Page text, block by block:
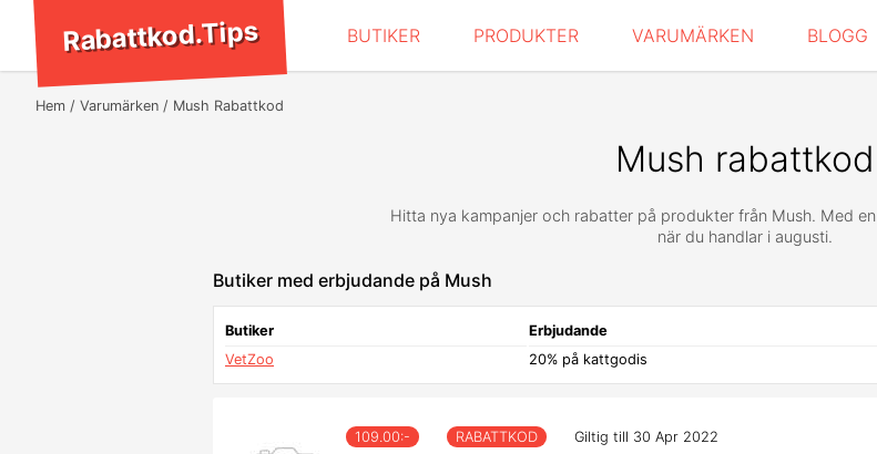
Rabattkod.Tips BUTIKER PRODUKTER VARUMÄRKEN BLOGG
Hem Varumärken Mush Rabattkod
Mush rabattkod
Hitta nya kampanjer och rabatter på produkter från Mush. Med en
när du handlar i augusti.
Butiker med erbjudande på Mush
Butiker
Erbjudande
VetZoo
20% på kattgodis
109.00:- RABATTKOD Giltig till 30 Apr 2022